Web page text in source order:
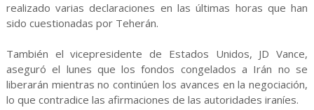
realizado varias declaraciones en las últimas horas que han
sido cuestionadas por Teherán.
También el vicepresidente de Estados Unidos, JD Vance,
aseguró el lunes que los fondos congelados a Irán no se
liberarán mientras no continúen los avances en la negociación,
lo que contradice las afirmaciones de las autoridades iraníes.